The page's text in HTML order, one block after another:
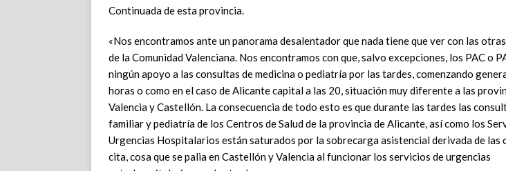
Continuada de esta provincia.
«Nos encontramos ante un panorama desalentador que nada tiene que ver con las
de la Comunidad Valenciana. Nos encontramos con que, salvo excepciones, los PAC o
ningún apoyo a las consultas de medicina o pediatría por las tardes, comenzando
horas o como en el caso de Alicante capital a las 20, situación muy diferente a las
Valencia y Castellón. La consecuencia de todo esto es que durante las tardes las
familiar y pediatría de los Centros de Salud de la provincia de Alicante, así como los
Urgencias Hospitalarios están saturados por la sobrecarga asistencial derivada de las
cita, cosa que se palia en Castellón y Valencia al funcionar los servicios de urgencias